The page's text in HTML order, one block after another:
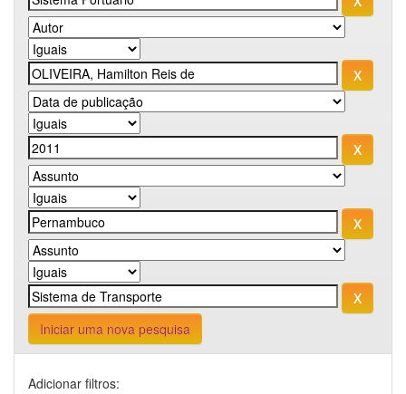
Iniciar uma nova pesquisa
Adicionar filtros: